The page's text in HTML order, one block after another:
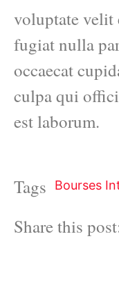
voluptate velit
fugiat nulla
occaecat
culpa qui
est laborum.
Tags Bourses
Share this